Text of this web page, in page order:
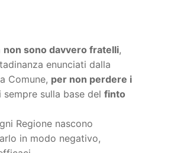
non sono davvero fratelli,
enunciati dalla
Comune, per non perdere i
sulla base del finto
Regione nascono
in modo negativo,